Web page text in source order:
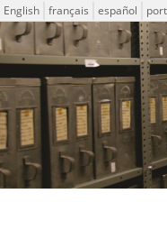
Idioma
English français español
Descrições
Projeto ICA-